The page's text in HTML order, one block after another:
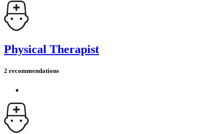
Physical Therapist
2 recommendations